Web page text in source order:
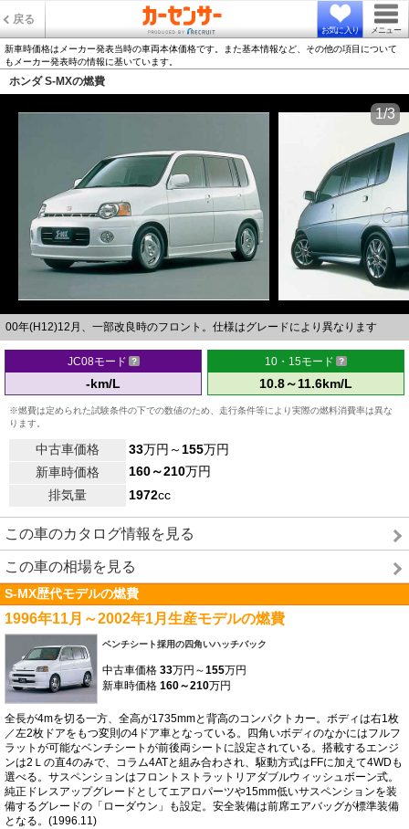
戻る
お気に入り メニュー
新車時価格はメーカー発表当時の車両本体価格です。また基本情報など、その他の項目について
もメーカー発表時の情報に基いています。
ホンダ S-MXの燃費
00年(H12)12月、一部改良時のフロント。仕様はグレードにより異なります
1/3
JC08モード
-km/L
10・15モード
10.8～11.6km/L
※燃費は定められた試験条件の下での数値のため、走行条件等により実際の燃料消費率は異な
ります。
中古車価格 33万円～155万円
新車時価格
160～210万円
排気量
1972cc
この車のカタログ情報を見る
この車の相場を見る
S-MX歴代モデルの燃費
1996年11月～2002年1月生産モデルの燃費
ベンチシート採用の四角いハッチバック
中古車価格 33万円～155万円
新車時価格 160～210万円
全長が4mを切る一方、全高が1735mmと背高のコンパクトカー。ボディは右1枚
／左2枚ドアをもつ変則の4ドア車となっている。四角いボディのなかにはフルフ
ラットが可能なベンチシートが前後両シートに設定されている。搭載するエンジ
ンは2Ｌの直4のみで、コラム4ATと組み合わされ、駆動方式はFFに加えて4WDも
選べる。サスペンションはフロントストラットリアダブルウィッシュボーン式。
純正ドレスアップグレードとしてエアロパーツや15mm低いサスペンションを装
備するグレードの「ローダウン」も設定。安全装備は前席エアバッグが標準装備
となる。(1996.11)